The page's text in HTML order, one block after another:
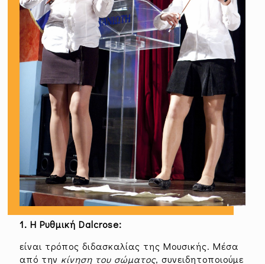
1. Η Ρυθμική Dalcrose:
είναι τρόπος διδασκαλίας της Μουσικής. Μέσα
από την κίνηση του σώματος, συνειδητοποιούμε